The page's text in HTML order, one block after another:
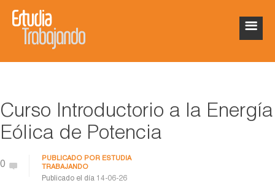
Curso Introductorio a la Energía
Eólica de Potencia
0
PUBLICADO POR ESTUDIA
TRABAJANDO
Publicado el día 14-06-26